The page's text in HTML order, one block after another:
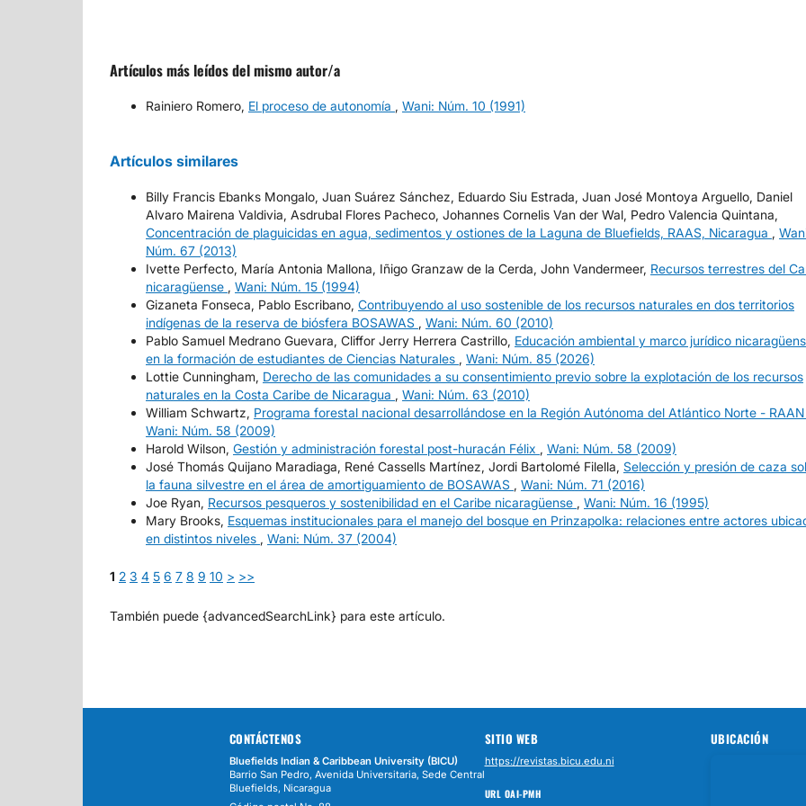
Artículos más leídos del mismo autor/a
Rainiero Romero, El proceso de autonomía , Wani: Núm. 10 (1991)
Artículos similares
Billy Francis Ebanks Mongalo, Juan Suárez Sánchez, Eduardo Siu Estrada, Juan José Montoya Arguello, Daniel
Alvaro Mairena Valdivia, Asdrubal Flores Pacheco, Johannes Cornelis Van der Wal, Pedro Valencia Quintana,
Concentración de plaguicidas en agua, sedimentos y ostiones de la Laguna de Bluefields, RAAS, Nicaragua ,
Núm. 67 (2013)
Ivette Perfecto, María Antonia Mallona, Iñigo Granzaw de la Cerda, John Vandermeer, Recursos terrestres del
nicaragüense , Wani: Núm. 15 (1994)
Gizaneta Fonseca, Pablo Escribano, Contribuyendo al uso sostenible de los recursos naturales en dos territorios
indígenas de la reserva de biósfera BOSAWAS , Wani: Núm. 60 (2010)
Pablo Samuel Medrano Guevara, Cliffor Jerry Herrera Castrillo, Educación ambiental y marco jurídico
en la formación de estudiantes de Ciencias Naturales , Wani: Núm. 85 (2026)
Lottie Cunningham, Derecho de las comunidades a su consentimiento previo sobre la explotación de los recursos
naturales en la Costa Caribe de Nicaragua , Wani: Núm. 63 (2010)
William Schwartz, Programa forestal nacional desarrollándose en la Región Autónoma del Atlántico Norte - RAAN
Wani: Núm. 58 (2009)
Harold Wilson, Gestión y administración forestal post-huracán Félix , Wani: Núm. 58 (2009)
José Thomás Quijano Maradiaga, René Cassells Martínez, Jordi Bartolomé Filella, Selección y presión de caza
la fauna silvestre en el área de amortiguamiento de BOSAWAS , Wani: Núm. 71 (2016)
Joe Ryan, Recursos pesqueros y sostenibilidad en el Caribe nicaragüense , Wani: Núm. 16 (1995)
Mary Brooks, Esquemas institucionales para el manejo del bosque en Prinzapolka: relaciones entre actores
en distintos niveles , Wani: Núm. 37 (2004)
1 2 3 4 5 6 7 8 9 10 > >>
También puede {advancedSearchLink} para este artículo.
CONTÁCTENOS
Bluefields Indian & Caribbean University (BICU)
Barrio San Pedro, Avenida Universitaria, Sede Central
Bluefields, Nicaragua
SITIO WEB
https://revistas.bicu.edu.ni
URL OAI-PMH
UBICACIÓN